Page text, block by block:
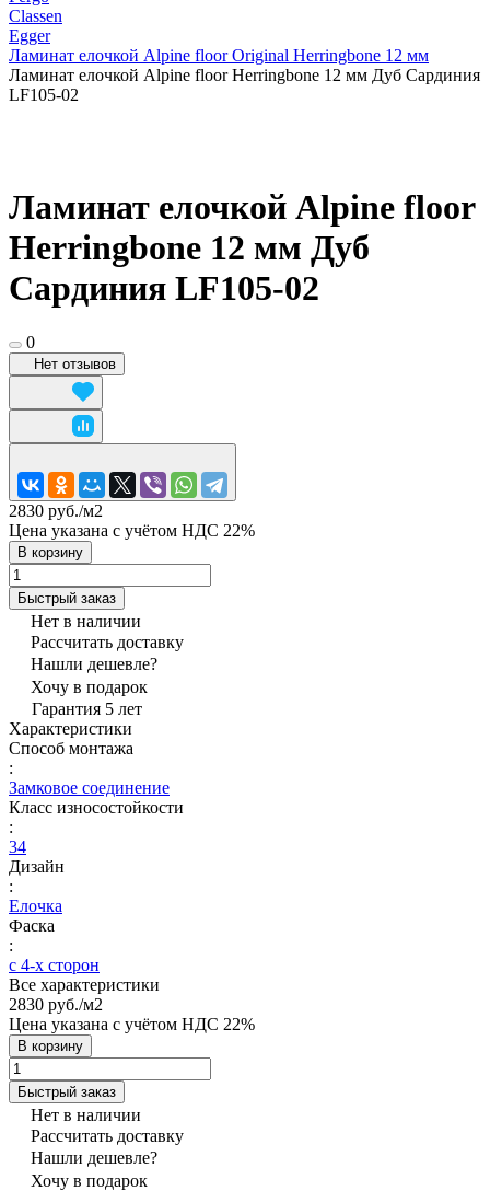
Classen
Egger
Ламинат елочкой Alpine floor Original Herringbone 12 мм
Ламинат елочкой Alpine floor Herringbone 12 мм Дуб Сардиния
LF105-02
Ламинат елочкой Alpine floor
Herringbone 12 мм Дуб
Сардиния LF105-02
0
Нет отзывов
2830 руб./м2
Цена указана с учётом НДС 22%
В корзину
Быстрый заказ
Нет в наличии
Рассчитать доставку
Нашли дешевле?
Хочу в подарок
Гарантия 5 лет
Характеристики
Способ монтажа
:
Замковое соединение
Класс износостойкости
:
34
Дизайн
:
Елочка
Фаска
:
с 4-х сторон
Все характеристики
2830 руб./м2
Цена указана с учётом НДС 22%
В корзину
Быстрый заказ
Нет в наличии
Рассчитать доставку
Нашли дешевле?
Хочу в подарок